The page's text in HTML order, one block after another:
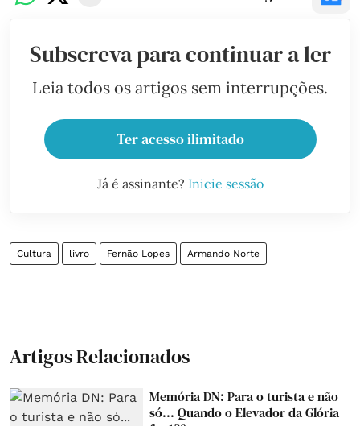
Subscreva para continuar a ler
Leia todos os artigos sem interrupções.
Ter acesso ilimitado
Já é assinante? Inicie sessão
Cultura livro Fernão Lopes Armando Norte
Artigos Relacionados
Memória DN: Para o turista e não
só... Quando o Elevador da Glória